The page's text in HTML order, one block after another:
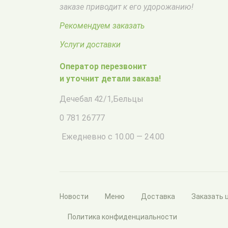
заказе приводит к его удорожанию!
Рекомендуем заказать
Услуги доставки
Оператор перезвонит
и уточнит детали заказа!
Дечебал 42/1,Бельцы
0 781 26777
Ежедневно с 10.00 — 24.00
Новости Меню Доставка Заказать
Политика конфиденциальности